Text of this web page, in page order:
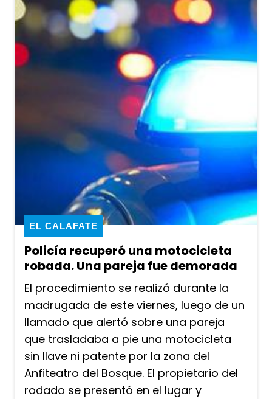
Policía recuperó una motocicleta
robada. Una pareja fue demorada
EL CALAFATE
El procedimiento se realizó durante la
madrugada de este viernes, luego de un
llamado que alertó sobre una pareja
que trasladaba a pie una motocicleta
sin llave ni patente por la zona del
Anfiteatro del Bosque. El propietario del
rodado se presentó en el lugar y